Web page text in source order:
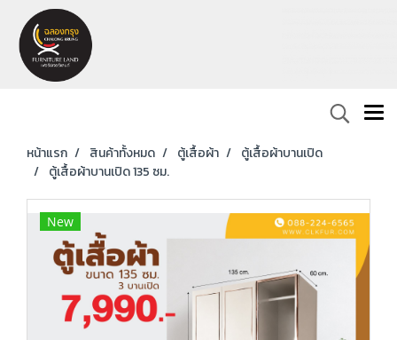
หน้าแรก สินค้าทั้งหมด ตู้เสื้อผ้า
ตู้เสื้อผ้าบานเปิด
ตู้เสื้อผ้าบานเปิด 135 ซม.
New